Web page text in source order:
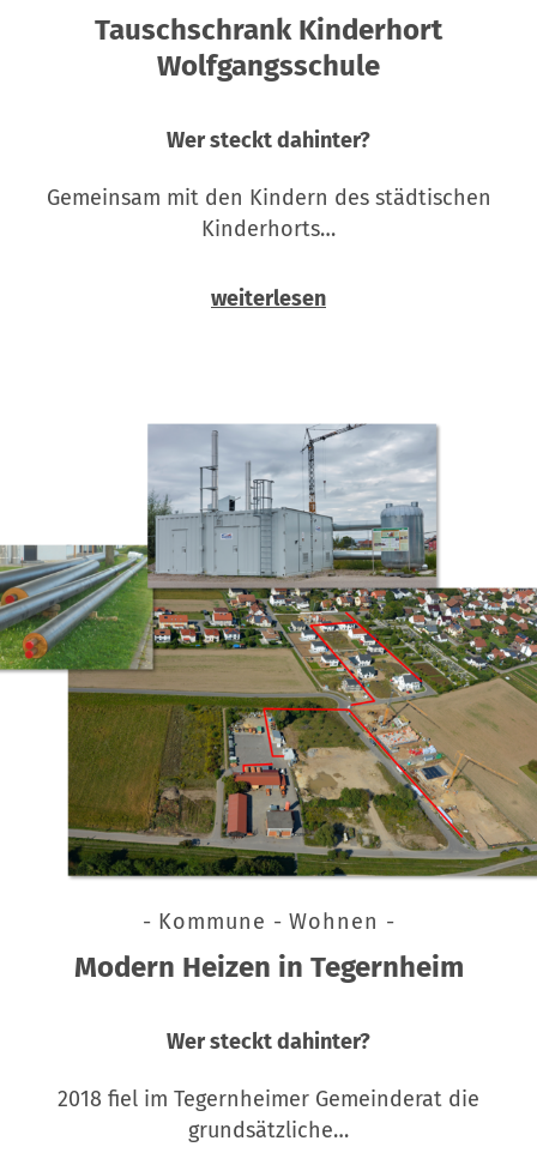
Tauschschrank Kinderhort
Wolfgangsschule
Wer steckt dahinter?
Gemeinsam mit den Kindern des städtischen
Kinderhorts…
weiterlesen
- Kommune - Wohnen -
Modern Heizen in Tegernheim
Wer steckt dahinter?
2018 fiel im Tegernheimer Gemeinderat die
grundsätzliche…